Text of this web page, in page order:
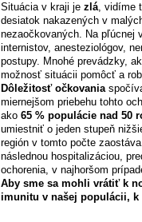
Situácia v kraji je zlá, vidíme
desiatok nakazených v
nezaočkovaných. Na pľúcnej
internistov, anesteziológov,
postupy. Mnohé prevádzky,
možnosť situácii pomôcť a
Dôležitosť očkovania
miernejšom priebehu tohto
ako 65 % populácie nad 50
umiestniť o jeden stupeň
región v tomto počte
následnou hospitalizáciou,
ochorenia, v najhoršom
Aby sme sa mohli vrátiť k
imunitu v našej populácii, k